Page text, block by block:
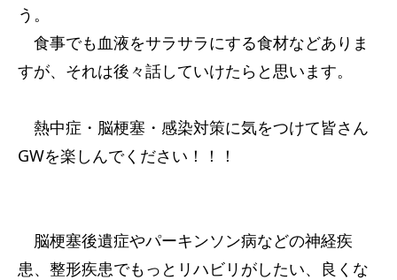
う。
食事でも血液をサラサラにする食材などありま
すが、それは後々話していけたらと思います。
熱中症・脳梗塞・感染対策に気をつけて皆さん
GWを楽しんでください！！！
脳梗塞後遺症やパーキンソン病などの神経疾
患、整形疾患でもっとリハビリがしたい、良くな